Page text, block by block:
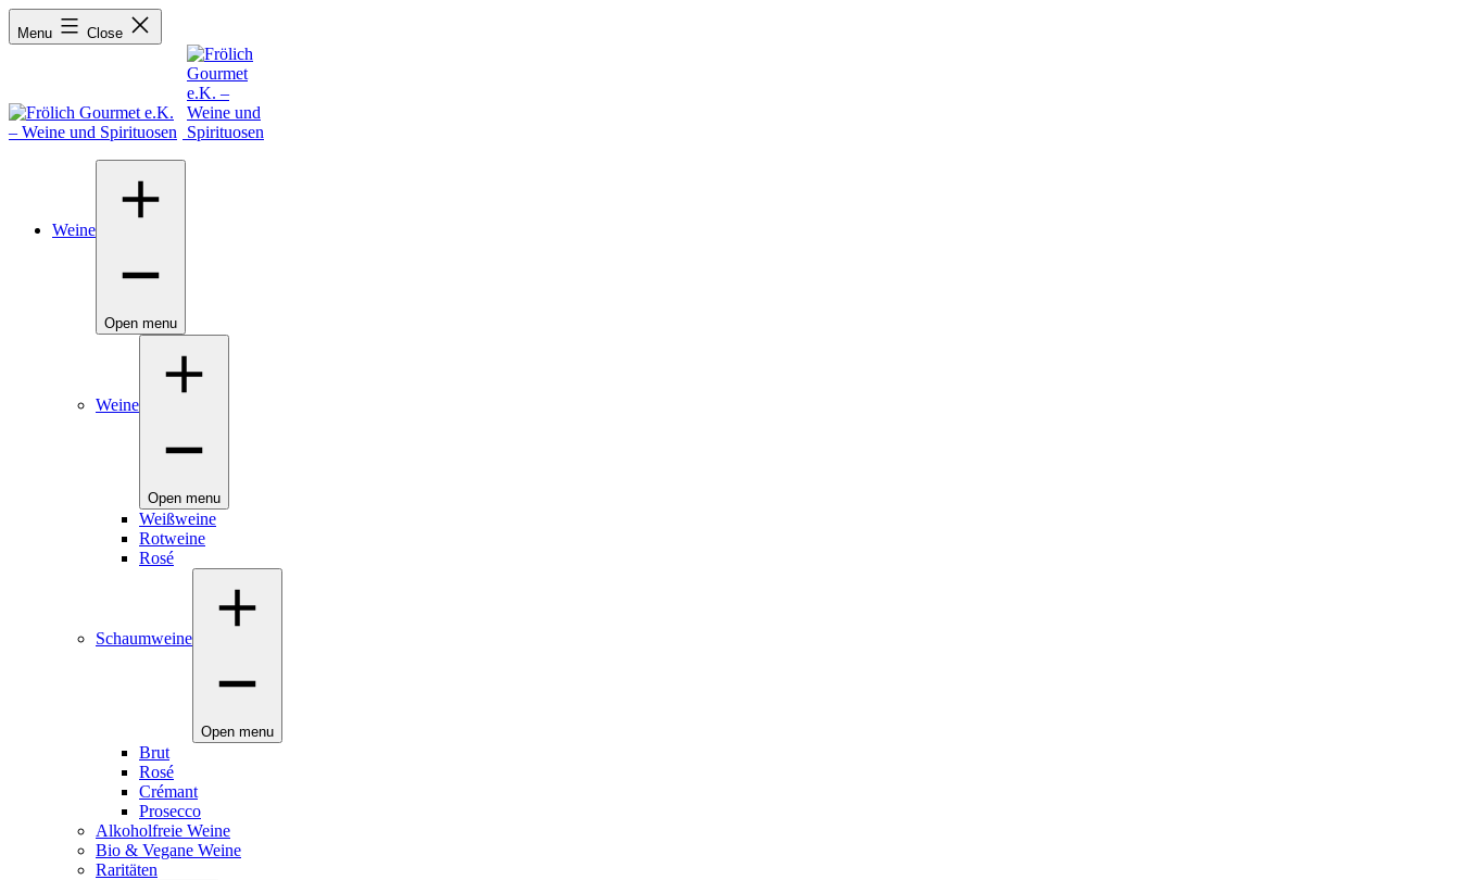
Menu Close
Weine
Open menu
Weine
Open menu
Weißweine
Rotweine
Rosé
Schaumweine
Open menu
Brut
Rosé
Crémant
Prosecco
Alkoholfreie Weine
Bio & Vegane Weine
Raritäten